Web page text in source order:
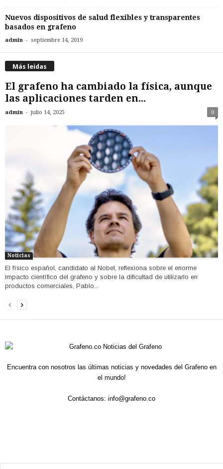
Nuevos dispositivos de salud flexibles y transparentes
basados en grafeno
admin - septiembre 14, 2019
Más leídas
El grafeno ha cambiado la física, aunque
las aplicaciones tarden en...
admin - julio 14, 2025 0
Noticias
El físico español, candidato al Nobel, reflexiona sobre el enorme
impacto científico del grafeno y sobre la dificultad de utilizarlo en
productos comerciales, Pablo...
Encuentra con nosotros las últimas noticias y novedades del Grafeno en
el mundo!
Contáctanos: info@grafeno.co